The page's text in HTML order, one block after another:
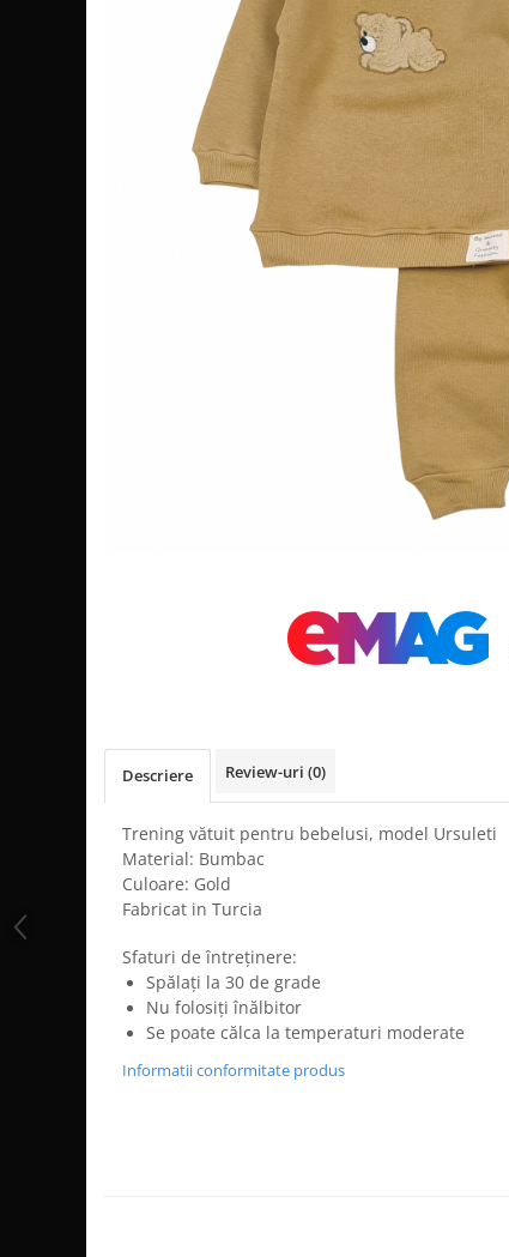
Facebook
Descriere Review-uri (0)
Trening vătuit pentru bebelusi, model Ursuleti
Material: Bumbac
Culoare: Gold
Fabricat in Turcia
Sfaturi de întreținere:
Spălați la 30 de grade
Nu folosiți înălbitor
Se poate călca la temperaturi moderate
Informatii conformitate produs